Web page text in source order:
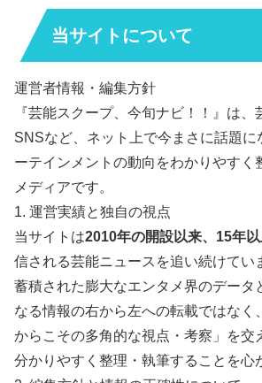
当サイトについて
運営者情報・編集方針
『芸能スクープ、今旬ナビ！！』は、
SNSなど、ネット上で今まさに話題に
ーテインメントの動向をわかりやすく
メディアです。
1. 運営実績と独自の視点
当サイトは2010年の開設以来、15年
信される芸能ニュースを追い続けてい
蓄積された膨大なエンタメ界のデータ
なる情報の右から左への転載ではなく
からこその多角的な視点・考察」を交
分かりやすく整理・執筆することを心